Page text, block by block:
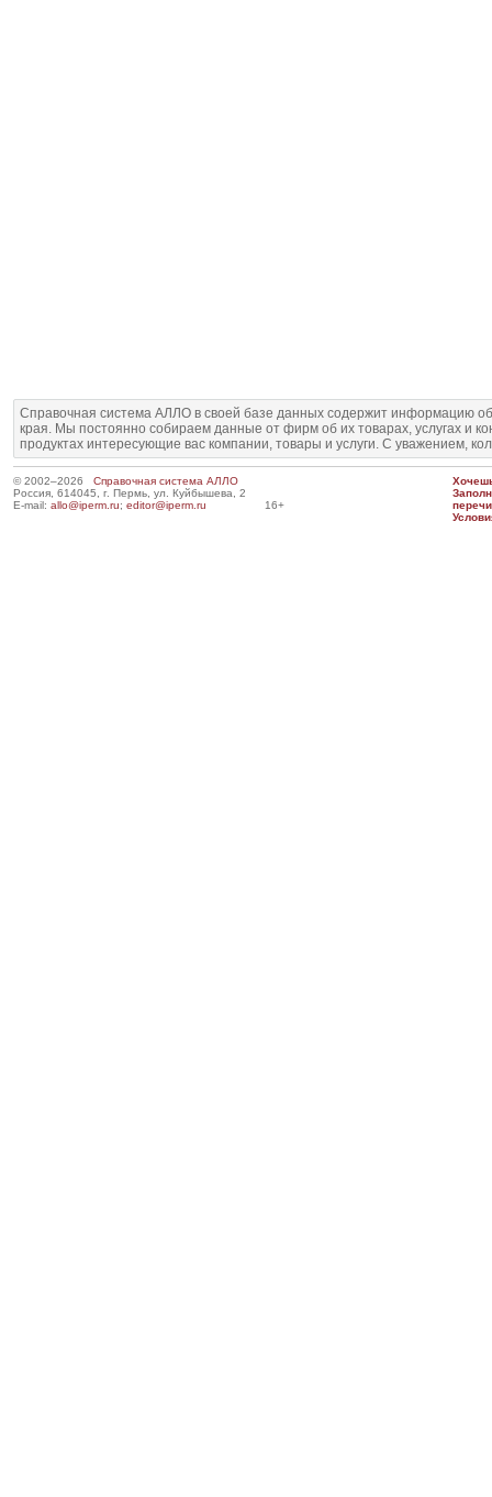
Справочная система АЛЛО в своей базе данных содержит информацию
края. Мы постоянно собираем данные от фирм об их товарах, услугах и
продуктах интересующие вас компании, товары и услуги. С уважением,
© 2002–2026 Справочная система АЛЛО
Россия, 614045, г. Пермь, ул. Куйбышева, 2
E-mail: allo@iperm.ru; editor@iperm.ru 16+